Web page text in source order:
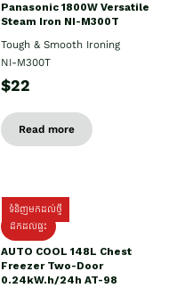
Panasonic 1800W Versatile
Steam Iron NI-M300T
Tough & Smooth Ironing
NI-M300T
$22
Read more
ទំនិញមកដល់ថ្មី
ដឹកដល់ផ្ទះ
AUTO COOL 148L Chest
Freezer Two-Door
0.24kW.h/24h AT-98